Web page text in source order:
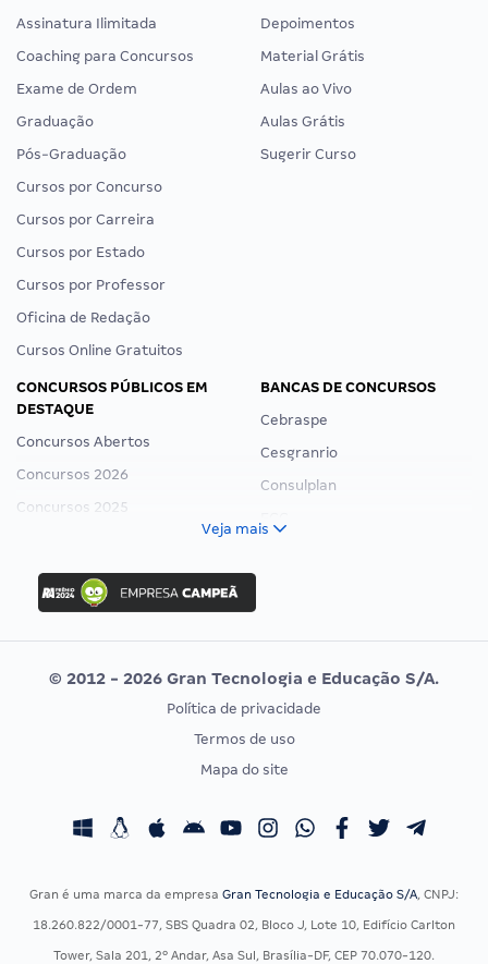
Assinatura Ilimitada
Coaching para Concursos
Exame de Ordem
Graduação
Pós-Graduação
Cursos por Concurso
Cursos por Carreira
Cursos por Estado
Cursos por Professor
Oficina de Redação
Cursos Online Gratuitos
Depoimentos
Material Grátis
Aulas ao Vivo
Aulas Grátis
Sugerir Curso
CONCURSOS PÚBLICOS EM
DESTAQUE
Concursos Abertos
Concursos 2026
Concursos 2025
Concurso Ibama
Concurso MPU
Editais publicados
BANCAS DE CONCURSOS
Cebraspe
Cesgranrio
Consulplan
Vunesp
CONCURSOS POR PROFISSÃO
Concursos Fiscais
EXAME DE ORDEM
Calendário OAB
Veja mais
© 2012 - 2026 Gran Tecnologia e Educação S/A.
Política de privacidade
Termos de uso
Mapa do site
Gran é uma marca da empresa Gran Tecnologia e Educação S/A, CNPJ:
18.260.822/0001-77, SBS Quadra 02, Bloco J, Lote 10, Edifício Carlton
Tower, Sala 201, 2º Andar, Asa Sul, Brasília-DF, CEP 70.070-120.